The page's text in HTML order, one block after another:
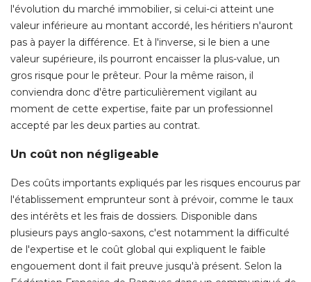
l'évolution du marché immobilier, si celui-ci atteint une
valeur inférieure au montant accordé, les héritiers n'auront
pas à payer la différence. Et à l'inverse, si le bien a une
valeur supérieure, ils pourront encaisser la plus-value, un
gros risque pour le prêteur. Pour la même raison, il
conviendra donc d'être particulièrement vigilant au
moment de cette expertise, faite par un professionnel
accepté par les deux parties au contrat.
Un coût non négligeable
Des coûts importants expliqués par les risques encourus par
l'établissement emprunteur sont à prévoir, comme le taux
des intérêts et les frais de dossiers. Disponible dans
plusieurs pays anglo-saxons, c'est notamment la difficulté
de l'expertise et le coût global qui expliquent le faible
engouement dont il fait preuve jusqu'à présent. Selon la